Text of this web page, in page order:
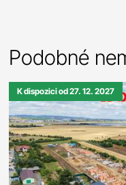
Podobné
K dispozici od 27. 12. 2027